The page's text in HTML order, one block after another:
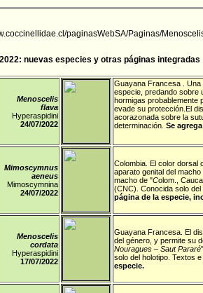
paginasWebSA/Paginas/
2022: nuevas especies y otras páginas
Menoscelis
flava
Hyperaspidini
24/07/2022
Guayana Francesa
.
especie, predando sobre
hormigas probablemente
evade su protección.El
acorazonada sobre la
determinación. Se
Mimoscymnus
aeneus
Mimoscymnina
24/07/2022
Colombia. El color dorsal
aparato genital del
macho de "Colom.,
(CNC). Conocida solo
página de la especie,
Menoscelis
cordata
Hyperaspidini
17/07/2022
Guayana Francesa. El
del género, y permite su
Nouragues – Saut Pararé
solo del holotipo. Textos
especie.